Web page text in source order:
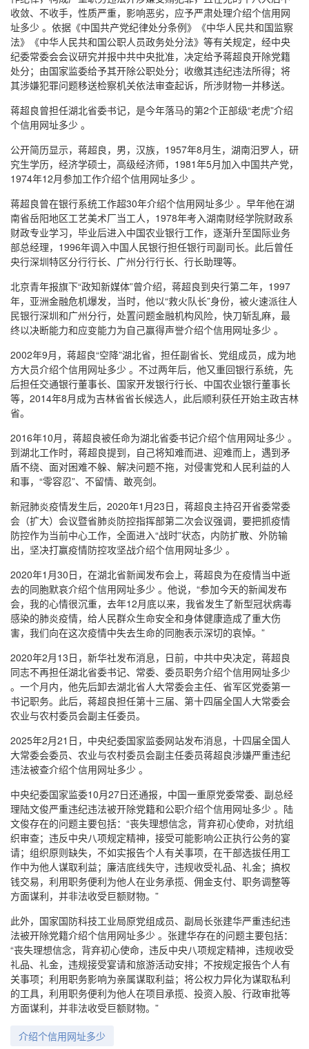
收敛、不收手，性质严重，影响恶劣，应予严肃处理介绍个信用网
址多少 。依据《中国共产党纪律处分条例》《中华人民共和国监察
法》《中华人民共和国公职人员政务处分法》等有关规定，经中央
纪委常委会会议研究并报中共中央批准，决定给予蒋超良开除党籍
处分；由国家监委给予其开除公职处分；收缴其违纪违法所得；将
其涉嫌犯罪问题移送检察机关依法审查起诉，所涉财物一并移送。
蒋超良曾担任湖北省委书记，是今年落马的第2个正部级“老虎”介绍
个信用网址多少 。
公开简历显示，蒋超良，男，汉族，1957年8月生，湖南汨罗人，研
究生学历，经济学硕士，高级经济师，1981年5月加入中国共产党，
1974年12月参加工作介绍个信用网址多少 。
蒋超良曾在银行系统工作超30年介绍个信用网址多少 。早年他在湖
南省岳阳地区工艺美术厂当工人，1978年考入湖南财经学院财政系
财政专业学习，毕业后进入中国农业银行工作，逐渐升至国际业务
部总经理，1996年调入中国人民银行担任银行司副司长。此后曾任
央行深圳特区分行行长、广州分行行长、行长助理等。
北京青年报旗下“政知新媒体”曾介绍，蒋超良到央行第二年，1997
年，亚洲金融危机爆发，当时，他以“救火队长”身份，被火速派往人
民银行深圳和广州分行，处置问题金融机构风险，快刀斩乱麻，最
终以决断能力和应变能力为自己赢得声誉介绍个信用网址多少 。
2002年9月，蒋超良“空降”湖北省，担任副省长、党组成员，成为地
方大员介绍个信用网址多少 。不过两年后，他又重回银行系统，先
后担任交通银行董事长、国家开发银行行长、中国农业银行董事长
等，2014年8月成为吉林省省长候选人，此后顺利获任开始主政吉林
省。
2016年10月，蒋超良被任命为湖北省委书记介绍个信用网址多少 。
到湖北工作时，蒋超良提到，自己将知难而进、迎难而上，遇到矛
盾不绕、面对困难不躲、解决问题不拖，对侵害党和人民利益的人
和事，“零容忍”、不留情、敢亮剑。
新冠肺炎疫情发生后，2020年1月23日，蒋超良主持召开省委常委
会（扩大）会议暨省肺炎防控指挥部第二次会议强调，要把抓疫情
防控作为当前中心工作，全面进入“战时”状态，内防扩散、外防输
出，坚决打赢疫情防控攻坚战介绍个信用网址多少 。
2020年1月30日，在湖北省新闻发布会上，蒋超良为在疫情当中逝
去的同胞默哀介绍个信用网址多少 。他说，“参加今天的新闻发布
会，我的心情很沉重，去年12月底以来，我省发生了新型冠状病毒
感染的肺炎疫情，给人民群众生命安全和身体健康造成了重大伤
害，我们向在这次疫情中失去生命的同胞表示深切的哀悼。”
2020年2月13日，新华社发布消息，日前，中共中央决定，蒋超良
同志不再担任湖北省委书记、常委、委员职务介绍个信用网址多少
。一个月内，他先后卸去湖北省人大常委会主任、省军区党委第一
书记职务。此后，蒋超良担任第十三届、第十四届全国人大常委会
农业与农村委员会副主任委员。
2025年2月21日，中央纪委国家监委网站发布消息，十四届全国人
大常委会委员、农业与农村委员会副主任委员蒋超良涉嫌严重违纪
违法被查介绍个信用网址多少 。
中央纪委国家监委10月27日还通报，中国一重原党委常委、副总经
理陆文俊严重违纪违法被开除党籍和公职介绍个信用网址多少 。陆
文俊存在的问题主要包括：“丧失理想信念，背弃初心使命，对抗组
织审查；违反中央八项规定精神，接受可能影响公正执行公务的宴
请；组织原则缺失，不如实报告个人有关事项，在干部选拔任用工
作中为他人谋取利益；廉洁底线失守，违规收受礼品、礼金；搞权
钱交易，利用职务便利为他人在业务承揽、佣金支付、职务调整等
方面谋利，并非法收受巨额财物。”
此外，国家国防科技工业局原党组成员、副局长张建华严重违纪违
法被开除党籍介绍个信用网址多少 。张建华存在的问题主要包括：
“丧失理想信念，背弃初心使命，违反中央八项规定精神，违规收受
礼品、礼金，违规接受宴请和旅游活动安排；不按规定报告个人有
关事项；利用职务影响为亲属谋取利益；将公权力异化为谋取私利
的工具，利用职务便利为他人在项目承揽、投资入股、行政审批等
方面谋利，并非法收受巨额财物。”
介绍个信用网址多少